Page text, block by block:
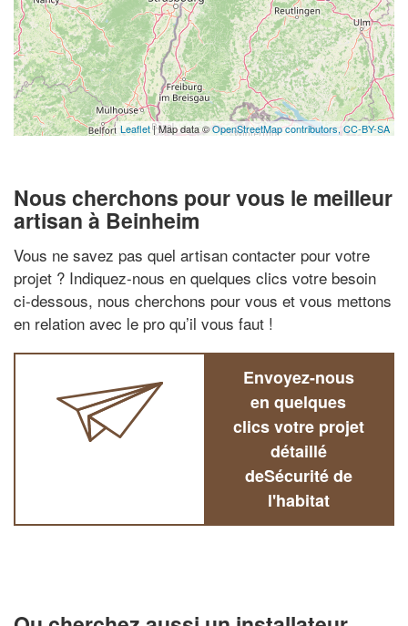
Leaflet| Map data ©OpenStreetMap contributors,CC-BY-SA
Nous cherchons pour vous le meilleur
artisan à Beinheim
Vous ne savez pas quel artisan contacter pour votre
projet ? Indiquez-nous en quelques clics votre besoin
ci-dessous, nous cherchons pour vous et vous mettons
en relation avec le pro qu’il vous faut !
Envoyez-nous
en quelques
clics votre projet
détaillé
deSécurité de
l'habitat